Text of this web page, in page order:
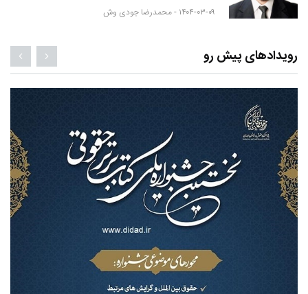
۱۴۰۴-۰۳-۰۹ - محمدرضا جودی وش
رویدادهای پیش رو